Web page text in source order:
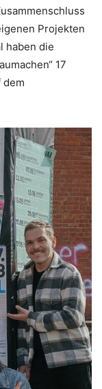
Projekten
haben die
17
dem